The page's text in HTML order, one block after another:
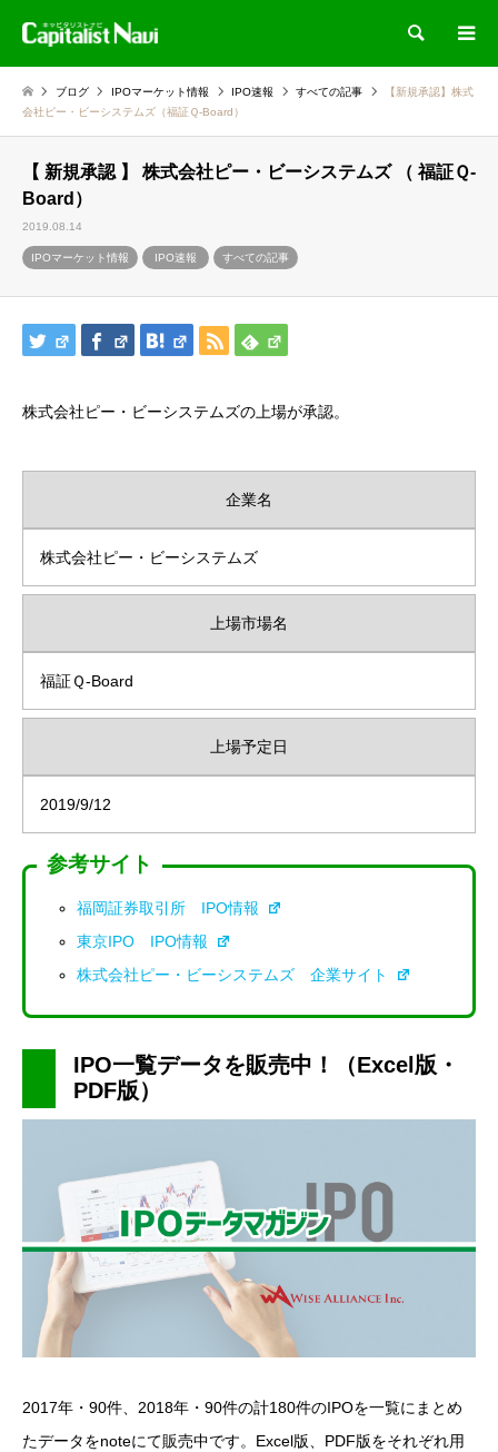
検索
ブログ IPOマーケット情報 IPO速報 すべての記事
【新規承認】株式
会社ピー・ビーシステムズ（福証Ｑ-Board）
【 新規承認 】 株式会社ピー・ビーシステムズ （ 福証Ｑ-
Board）
2019.08.14
IPOマーケット情報 IPO速報 すべての記事
株式会社ピー・ビーシステムズの上場が承認。
企業名
株式会社ピー・ビーシステムズ
上場市場名
福証Ｑ-Board
上場予定日
2019/9/12
参考サイト
福岡証券取引所 IPO情報
東京IPO IPO情報
株式会社ピー・ビーシステムズ 企業サイト
IPO一覧データを販売中！（Excel版・
PDF版）
2017年・90件、2018年・90件の計180件のIPOを一覧にまとめ
たデータをnoteにて販売中です。Excel版、PDF版をそれぞれ用